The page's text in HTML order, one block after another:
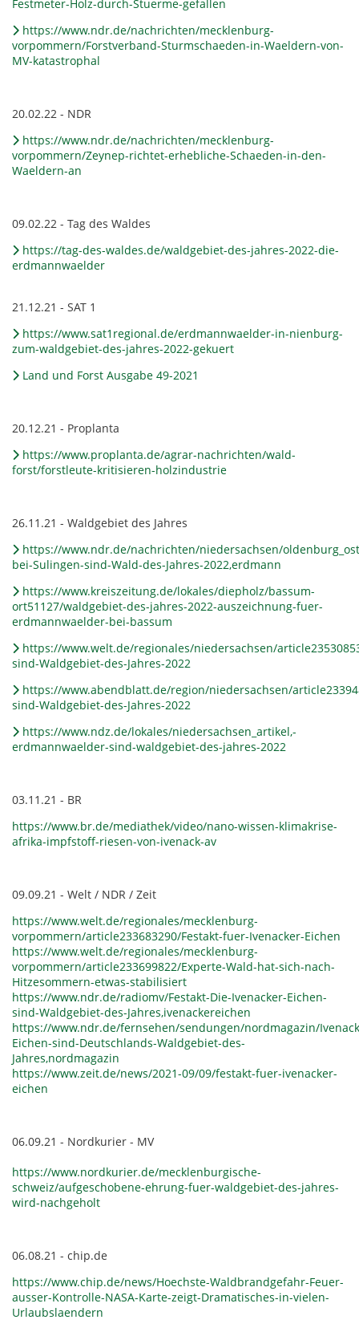
Festmeter-Holz-durch-Stuerme-gefallen
https://www.ndr.de/nachrichten/mecklenburg-
vorpommern/Forstverband-Sturmschaeden-in-Waeldern-von-
MV-katastrophal
20.02.22 - NDR
https://www.ndr.de/nachrichten/mecklenburg-
vorpommern/Zeynep-richtet-erhebliche-Schaeden-in-den-
Waeldern-an
09.02.22 - Tag des Waldes
https://tag-des-waldes.de/waldgebiet-des-jahres-2022-die-
erdmannwaelder
21.12.21 - SAT 1
https://www.sat1regional.de/erdmannwaelder-in-nienburg-
zum-waldgebiet-des-jahres-2022-gekuert
Land und Forst Ausgabe 49-2021
20.12.21 - Proplanta
https://www.proplanta.de/agrar-nachrichten/wald-
forst/forstleute-kritisieren-holzindustrie
26.11.21 - Waldgebiet des Jahres
https://www.ndr.de/nachrichten/niedersachsen/
bei-Sulingen-sind-Wald-des-Jahres-2022,erdmann
https://www.kreiszeitung.de/lokales/diepholz/bassum-
ort51127/waldgebiet-des-jahres-2022-auszeichnung-fuer-
erdmannwaelder-bei-bassum
https://www.welt.de/regionales/niedersachsen/
sind-Waldgebiet-des-Jahres-2022
https://www.abendblatt.de/region/niedersachsen/
sind-Waldgebiet-des-Jahres-2022
https://www.ndz.de/lokales/niedersachsen_artikel,-
erdmannwaelder-sind-waldgebiet-des-jahres-2022
03.11.21 - BR
https://www.br.de/mediathek/video/nano-wissen-klimakrise-
afrika-impfstoff-riesen-von-ivenack-av
09.09.21 - Welt / NDR / Zeit
https://www.welt.de/regionales/mecklenburg-
vorpommern/article233683290/Festakt-fuer-Ivenacker-Eichen
https://www.welt.de/regionales/mecklenburg-
vorpommern/article233699822/Experte-Wald-hat-sich-nach-
Hitzesommern-etwas-stabilisiert
https://www.ndr.de/radiomv/Festakt-Die-Ivenacker-Eichen-
sind-Waldgebiet-des-Jahres,ivenackereichen
https://www.ndr.de/fernsehen/sendungen/nordmagazin/
Eichen-sind-Deutschlands-Waldgebiet-des-
Jahres,nordmagazin
https://www.zeit.de/news/2021-09/09/festakt-fuer-ivenacker-
eichen
06.09.21 - Nordkurier - MV
https://www.nordkurier.de/mecklenburgische-
schweiz/aufgeschobene-ehrung-fuer-waldgebiet-des-jahres-
wird-nachgeholt
06.08.21 - chip.de
https://www.chip.de/news/Hoechste-Waldbrandgefahr-Feuer-
ausser-Kontrolle-NASA-Karte-zeigt-Dramatisches-in-vielen-
Urlaubslaendern